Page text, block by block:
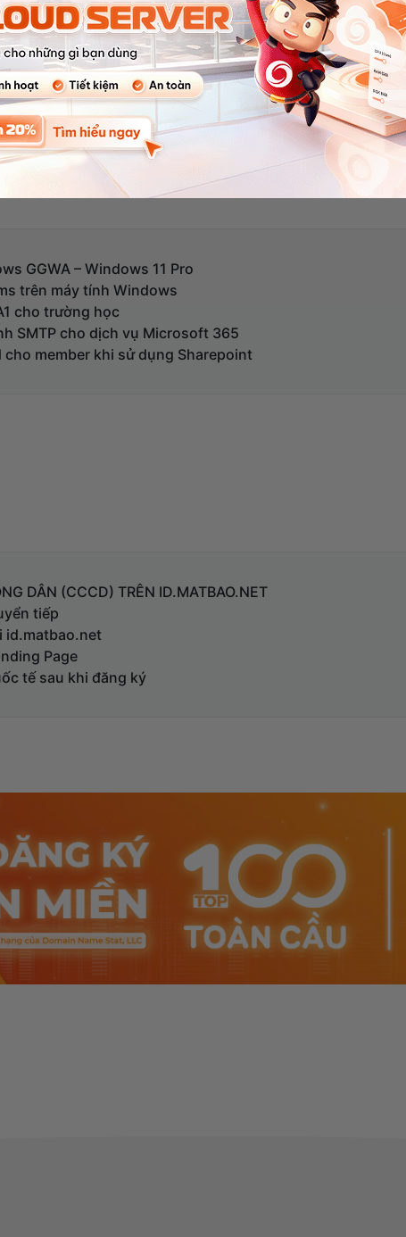
GGWA – Windows 11 Pro
trên máy tính Windows
cho trường học
SMTP cho dịch vụ Microsoft 365
member khi sử dụng Sharepoint
DÂN (CCCD) TRÊN ID.MATBAO.NET
tiếp
id.matbao.net
Page
tế sau khi đăng ký